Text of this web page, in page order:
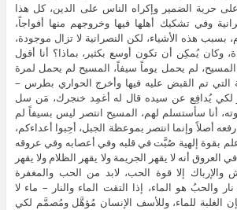
حرية الضمير وإكراه الناس على الدين، كل هذا
وفي تشكيك أهلها فيها وخروجهم منها أفواجاً،
بسبب هذه الأشياء، لكن النصرانية لا تزال موجودة،
وكان يُمكِن أن تكون أوسع بكثير، بماذا؟ أنا أقول
لم يحمل يوماً سيفاً، المسيح لم يحمل لمرة
التي تم القبض عليه فيها وأخرج الحواري بطرس –
لكي يُدافِع عن سيده قال له أغمِد خنجرك، مَن سل
أنا سأستسلم لهم، المسيح انتصر ليس بسيفاً لم
أصلاً وإنما انتصر بموعظة الجبل، أحِبوا أعداءكم،
علم بقوة إلهية صُبَّت في قلبه وفي أعصابه وفي عروقه
أنه لا يقهر الجريمة ولا يقهر الظلام ولا يقهر
والإرباك إلا قوة الحب، لابد من الحب والمغفرة
والحبُ هو الماء، إذا التقت الماء والنار – ماء لا
الغلبة للماء، وللأسف الإنسان مُؤهَّل ومُصمَّم لكي